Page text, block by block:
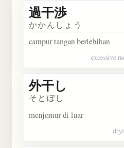
過干渉
かかんしょう
campur tangan berlebihan
excessive
外干し
そとぼし
menjemur di luar